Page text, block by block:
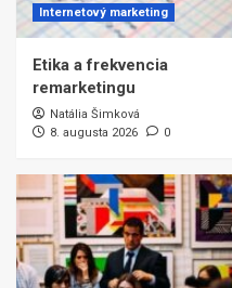
Internetový marketing
Etika a frekvencia
remarketingu
Natália Šimková
8. augusta 2026
0